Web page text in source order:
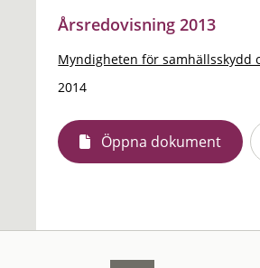
Årsredovisning 2013
Myndigheten för samhällsskydd
2014
Öppna dokument